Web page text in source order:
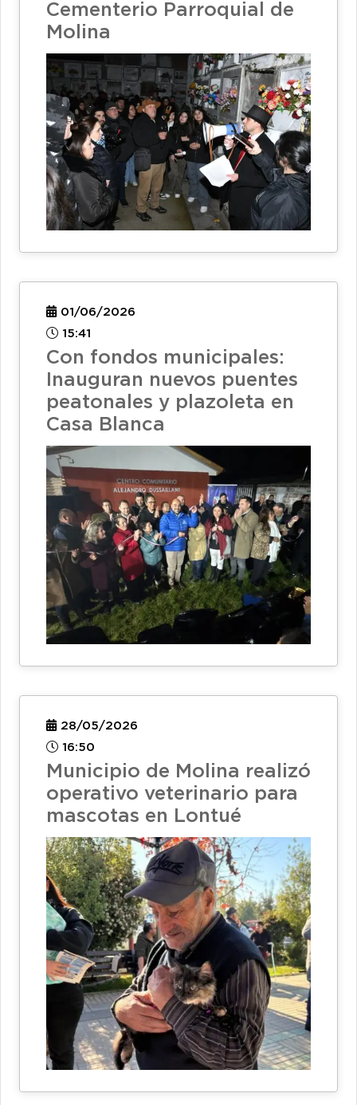
Cementerio Parroquial de
Molina
01/06/2026
15:41
Con fondos municipales:
Inauguran nuevos puentes
peatonales y plazoleta en
Casa Blanca
28/05/2026
16:50
Municipio de Molina realizó
operativo veterinario para
mascotas en Lontué